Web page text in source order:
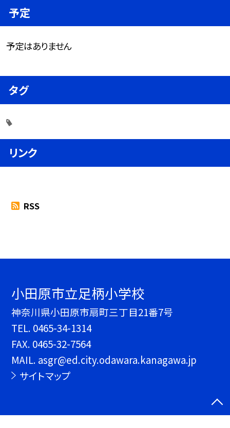
予定
予定はありません
タグ
リンク
RSS
小田原市立足柄小学校
神奈川県小田原市扇町三丁目21番7号
TEL. 0465-34-1314
FAX. 0465-32-7564
MAIL. asgr@ed.city.odawara.kanagawa.jp
サイトマップ